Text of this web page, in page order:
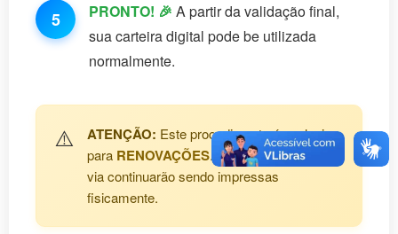
5 PRONTO! 🎉 A partir da validação final,
sua carteira digital pode be utilizada
normalmente.
⚠️ ATENÇÃO: Este procedimento é exclusivo
para RENOVAÇÕES. As carteirinhas de 1ª
via continuarão sendo impressas
fisicamente.